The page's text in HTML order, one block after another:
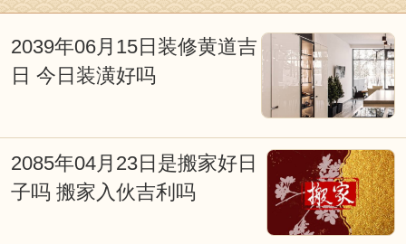
判都是不可取的，我们今天以科学态度去
深入探究它，对阐明我国古代传统文化应
会有所裨益。
日子择吉日，本站是免费择日网。择日是
我国古文化的重要组成部分，从战争、文
化活动、皇家礼祭，道家佛家的各种活
2039年06月15日装修黄道吉
日 今日装潢好吗
2085年04月23日是搬家好日
子吗 搬家入伙吉利吗